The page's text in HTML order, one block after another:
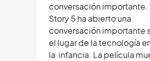
conversación importante.
Story 5 ha abierto una
conversación importante
el lugar de la tecnología
la infancia. La película